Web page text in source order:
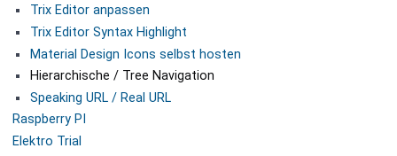
1. Docker Container für MariaDb
2. PowerDNS Auth Server
3. Powerdns Admin Frontent
B. Externe Docker Container
1. Mariadb Slave Datenbankserver - ext
2. PowerDNS Auth Server - ext
3. PowerDNS Recursor Server - ext
Trix Editor anpassen
Trix Editor Syntax Highlight
Material Design Icons selbst hosten
Hierarchische / Tree Navigation
Speaking URL / Real URL
Raspberry PI
Elektro Trial